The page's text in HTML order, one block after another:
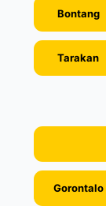
Bontang
Tarakan
Gorontalo